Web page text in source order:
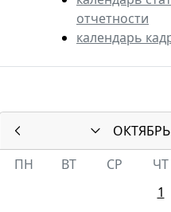
отчетности
календарь
ОКТЯБРЬ
ПН
ВТ СР ЧТ
1